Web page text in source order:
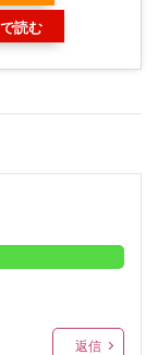
読む
返信